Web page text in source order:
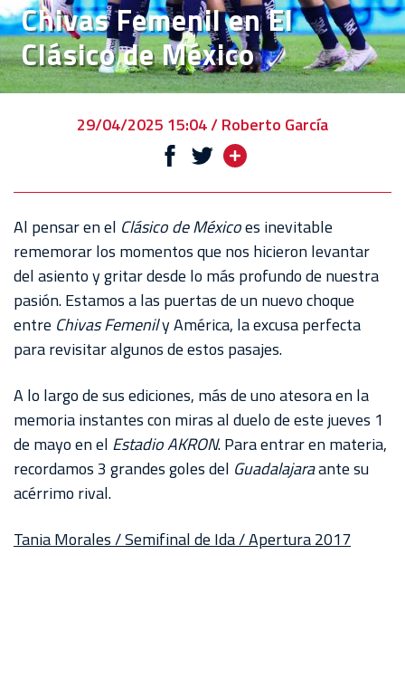
VENTA
DE
BOLETOS
CHIVABONOS
REBAÑO
CHIVAS
TIENDA
CHIVAS
CHIVASTV
ESTADIO
AKRON
TOUR
ESTADIO
Chivas Femenil en El
Clásico de México
29/04/2025 15:04 / Roberto García
Al pensar en el Clásico de Méxicoes inevitable
rememorar los momentos que nos hicieron levantar
del asiento y gritar desde lo más profundo de nuestra
pasión. Estamos a las puertas de un nuevo choque
entre Chivas Femenily América, la excusa perfecta
para revisitar algunos de estos pasajes.
A lo largo de sus ediciones, más de uno atesora en la
memoria instantes con miras al duelo de este jueves 1
de mayo en el Estadio AKRON. Para entrar en materia,
recordamos 3 grandes goles del Guadalajaraante su
acérrimo rival.
Tania Morales / Semifinal de Ida / Apertura 2017